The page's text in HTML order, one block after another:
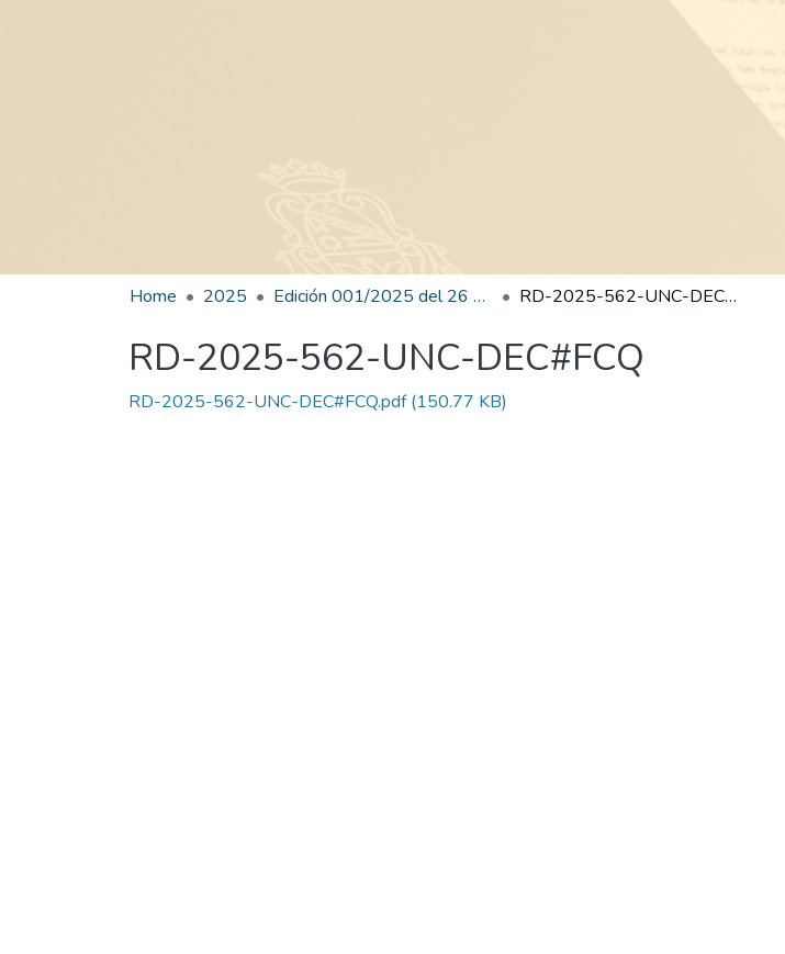
Home 2025 Edición 001/2025 del 26 de mayo de 2025 RD-2025-562-UNC-DEC#FCQ
RD-2025-562-UNC-DEC#FCQ
RD-2025-562-UNC-DEC#FCQ.pdf(150.77 KB)